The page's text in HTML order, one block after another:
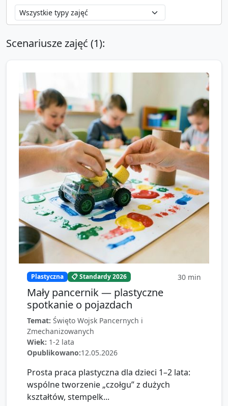
Scenariusze zajęć (1):
Plastyczna 📋 Standardy 2026 30 min
Mały pancernik — plastyczne
spotkanie o pojazdach
Temat: Święto Wojsk Pancernych i
Zmechanizowanych
Wiek: 1-2 lata
Opublikowano:12.05.2026
Prosta praca plastyczna dla dzieci 1–2 lata:
wspólne tworzenie „czołgu” z dużych
kształtów, stempelk...